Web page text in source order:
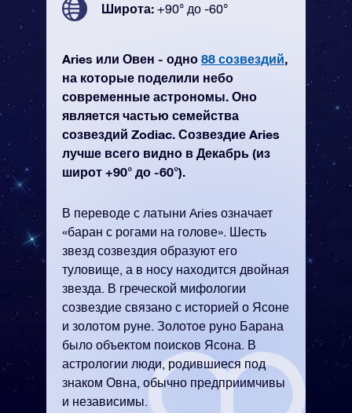
Широта: +90° до -60°
Aries или Овен - одно 88 созвездий,
на которые поделили небо
современные астрономы. Оно
является частью семейства
созвездий Zodiac. Созвездие Aries
лучше всего видно в Декабрь (из
широт +90° до -60°).
В переводе с латыни Aries означает
«баран с рогами на голове». Шесть
звезд созвездия образуют его
туловище, а в носу находится двойная
звезда. В греческой мифологии
созвездие связано с историей о Ясоне
и золотом руне. Золотое руно Барана
было объектом поисков Ясона. В
астрологии люди, родившиеся под
знаком Овна, обычно предприимчивы
и независимы.